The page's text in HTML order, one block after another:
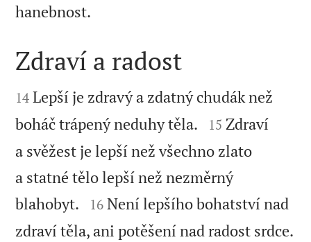
hanebnost.

Zdraví a radost

14 Lepší je zdravý a zdatný chudák než
boháč trápený neduhy těla.


15 Zdraví
a svěžest je lepší než všechno zlato
a statné tělo lepší než nezměrný
blahobyt.


16 Není lepšího bohatství nad
zdraví těla, ani potěšení nad radost srdce.